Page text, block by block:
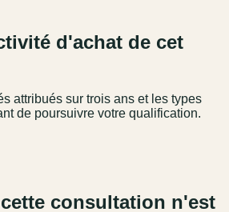
d'achat de cet
attribués sur trois ans et les types
de poursuivre votre qualification.
consultation n'est